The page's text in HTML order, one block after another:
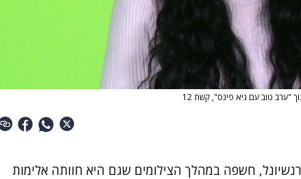
"ערב טוב עם גיא פינס", קשת 12
חשפה במהלך הצילומים שגם היא חוותה אלימות